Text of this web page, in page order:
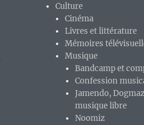
Culture
Cinéma
Livres et littérature
Mémoires
Musique
Bandcamp et
Confession
Jamendo,
musique libre
Noomiz